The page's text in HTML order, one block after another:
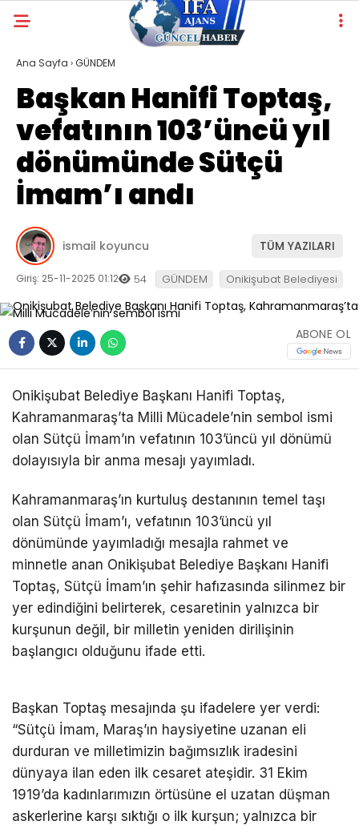
Ana Sayfa ›GÜNDEM
Başkan Hanifi Toptaş,
vefatının 103’üncü yıl
dönümünde Sütçü
İmam’ı andı
ismail koyuncu TÜM YAZILARI
Giriş: 25-11-2025 01:12 54 GÜNDEM Onikişubat Belediyesi
ABONE OL
Onikişubat Belediye Başkanı Hanifi Toptaş,
Kahramanmaraş’ta Milli Mücadele’nin sembol ismi
olan Sütçü İmam’ın vefatının 103’üncü yıl dönümü
dolayısıyla bir anma mesajı yayımladı.
Kahramanmaraş’ın kurtuluş destanının temel taşı
olan Sütçü İmam’ı, vefatının 103’üncü yıl
dönümünde yayımladığı mesajla rahmet ve
minnetle anan Onikişubat Belediye Başkanı Hanifi
Toptaş, Sütçü İmam’ın şehir hafızasında silinmez bir
yer edindiğini belirterek, cesaretinin yalnızca bir
kurşunun değil, bir milletin yeniden dirilişinin
başlangıcı olduğunu ifade etti.
Başkan Toptaş mesajında şu ifadelere yer verdi:
“Sütçü İmam, Maraş’ın haysiyetine uzanan eli
durduran ve milletimizin bağımsızlık iradesini
dünyaya ilan eden ilk cesaret ateşidir. 31 Ekim
1919’da kadınlarımızın örtüsüne el uzatan düşman
askerlerine karşı sıktığı o ilk kurşun; yalnızca bir